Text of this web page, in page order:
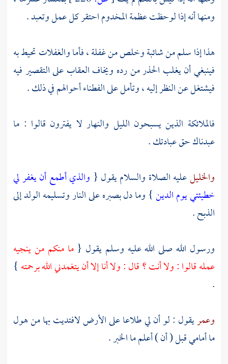
ومنها أنه إذا لوحظت عظمة المخدوم احتقر كل عمل وتعبد .
هذا إذا سلم من شائبة وخلص من غفلة ، فأما والغفلات تحيط به
فينبغي أن يغلب الحذر من رده ويخاف العقاب على التقصير فيه
فيشتغل عن النظر إليه ، وتأمل على الفطناء أحوالهم في ذلك .
فالملائكة الذين يسبحون الليل والنهار لا يفترون قالوا : ما
عبدناك حق عبادتك .
والخليلعليه الصلاة والسلام يقول { والذي أطمع أن يغفر لي
خطيئتي يوم الدين} وما دل بصبره على النار وتسليمه الولد إلى
الذبح .
ورسول الله صلى الله عليه وسلم يقول {ما منكم من ينجيه
عمله قالوا : ولا أنت ؟ قال : ولا أنا إلا أن يتغمدني الله برحمته }
.
وعمريقول : لو أن لي طلاعا على الأرض لافتديت بها من هول
ما أمامي قبل ( أن ) أعلم ما الخبر .